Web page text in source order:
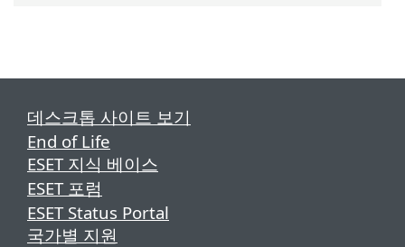
데스크톱 사이트 보기
End of Life
ESET 지식 베이스
ESET 포럼
ESET Status Portal
국가별 지원